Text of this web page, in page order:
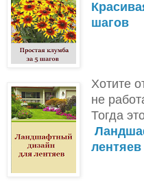
шагов
Хотите
не
Тогда
лентяев